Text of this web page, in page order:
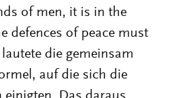
of men, it is in the
defences of peace must
die gemeinsam
auf die sich die